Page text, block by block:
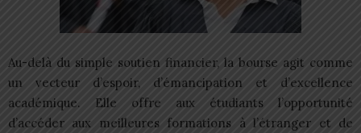
Au-delà du simple soutien financier, la bourse agit comme
un vecteur d’espoir, d’émancipation et d’excellence
académique. Elle offre aux étudiants l’opportunité
d’accéder aux meilleures formations à l’étranger et de